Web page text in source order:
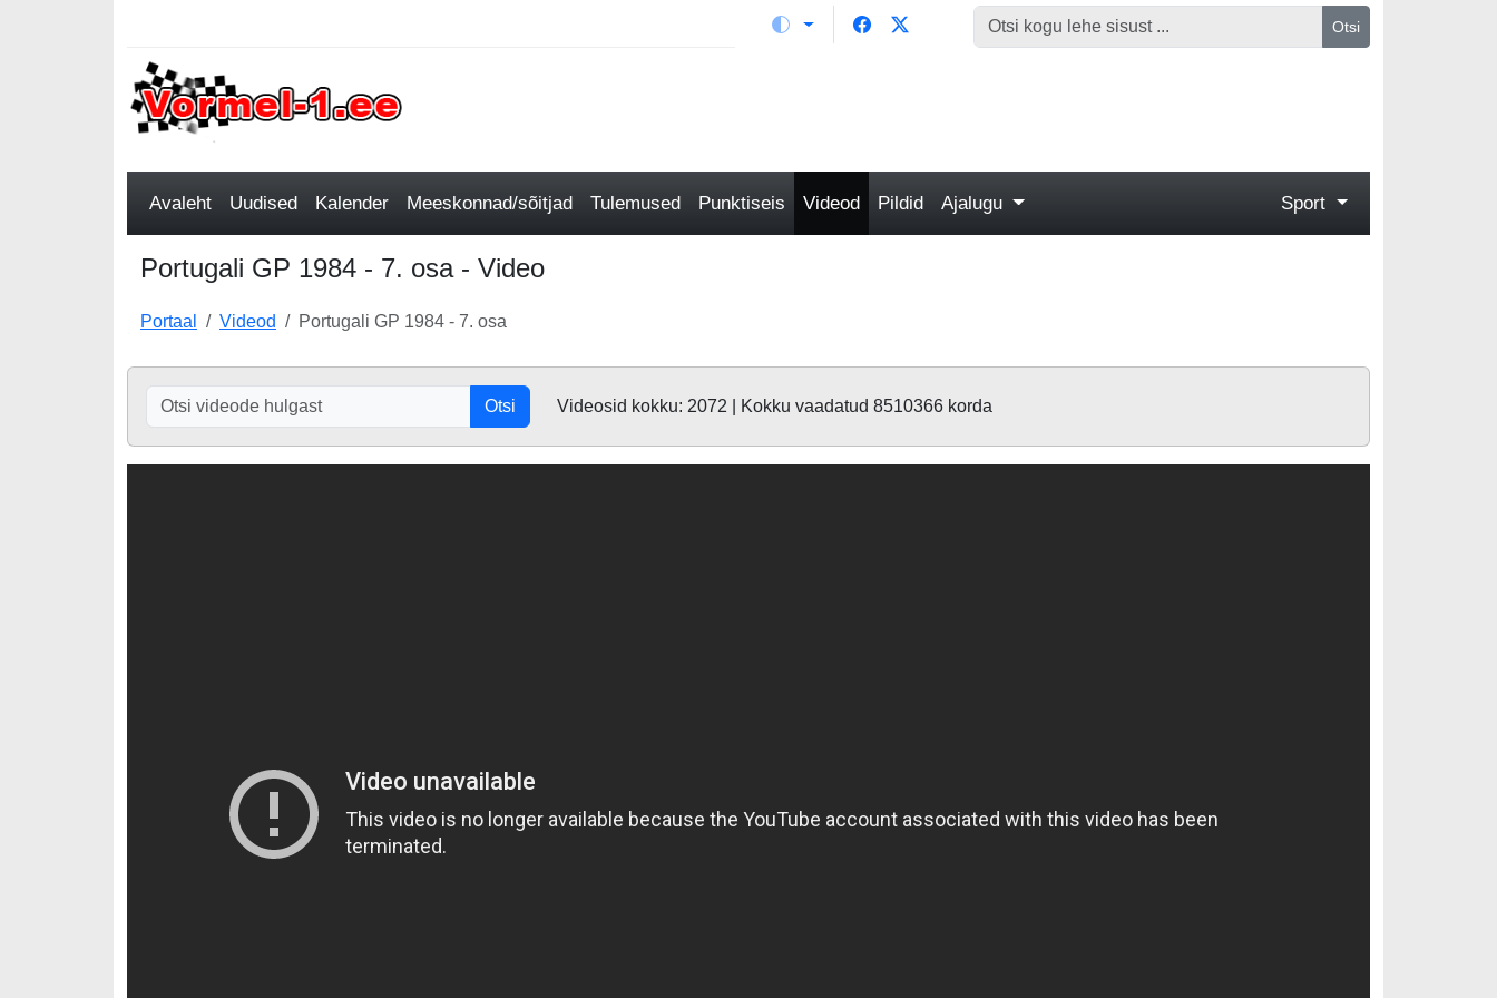
Otsi
Avaleht Uudised Kalender Meeskonnad/sõitjad Tulemused Punktiseis Videod Pildid Ajalugu Sport
Portugali GP 1984 - 7. osa - Video
Portaal Videod Portugali GP 1984 - 7. osa
Otsi Videosid kokku: 2072 | Kokku vaadatud 8510366 korda